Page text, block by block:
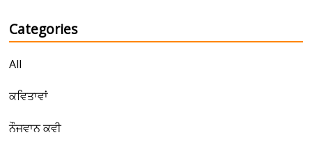
Categories
All
ਕਵਿਤਾਵਾਂ
ਨੌਜਵਾਨ ਕਵੀ